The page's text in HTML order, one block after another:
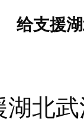
给支援
武